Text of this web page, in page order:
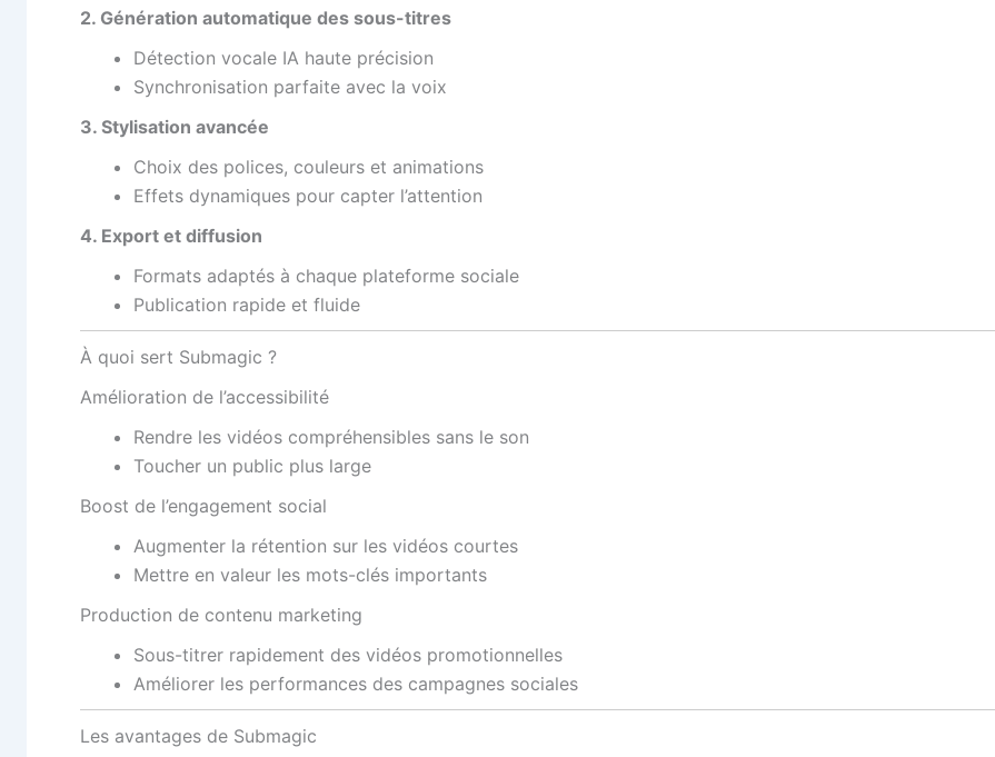
2. Génération automatique des sous-titres
Détection vocale IA haute précision
Synchronisation parfaite avec la voix
3. Stylisation avancée
Choix des polices, couleurs et animations
Effets dynamiques pour capter l’attention
4. Export et diffusion
Formats adaptés à chaque plateforme sociale
Publication rapide et fluide
À quoi sert Submagic ?
Amélioration de l’accessibilité
Rendre les vidéos compréhensibles sans le son
Toucher un public plus large
Boost de l’engagement social
Augmenter la rétention sur les vidéos courtes
Mettre en valeur les mots-clés importants
Production de contenu marketing
Sous-titrer rapidement des vidéos promotionnelles
Améliorer les performances des campagnes sociales
Les avantages de Submagic